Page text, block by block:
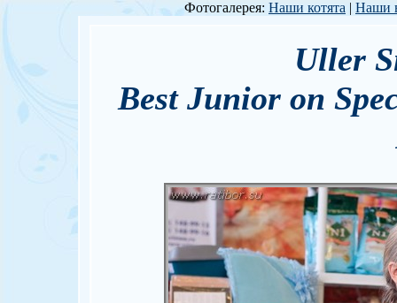
Фотогалерея: Наши котята | Наши
Uller
Best Junior on